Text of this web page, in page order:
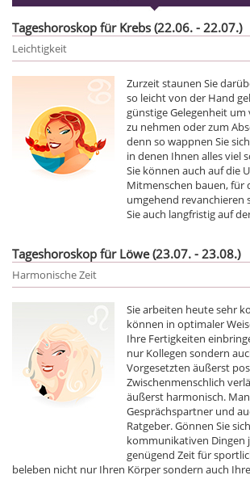
Tageshoroskop für Krebs (22.06. - 22.07.)
Leichtigkeit
Zurzeit staunen Sie
so leicht von der Hand
günstige Gelegenheit um
zu nehmen oder zum
denn so wappnen Sie
in denen Ihnen alles viel
Sie können auch auf die
Mitmenschen bauen, für
umgehend revanchieren
Sie auch langfristig auf
Tageshoroskop für Löwe (23.07. - 23.08.)
Harmonische Zeit
Sie arbeiten heute sehr
können in optimaler
Ihre Fertigkeiten
nur Kollegen sondern
Vorgesetzten äußerst
Zwischenmenschlich
äußerst harmonisch.
Gesprächspartner und
Ratgeber. Gönnen Sie
kommunikativen Dingen
genügend Zeit für
beleben nicht nur Ihren Körper sondern auch